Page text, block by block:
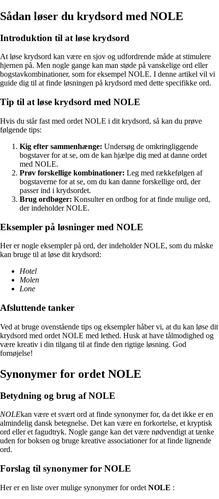
Sådan løser du krydsord med NOLE
Introduktion til at løse krydsord
At løse krydsord kan være en sjov og udfordrende måde at stimulere
hjernen på. Men nogle gange kan man støde på vanskelige ord eller
bogstavkombinationer, som for eksempel NOLE. I denne artikel vil vi
guide dig til at finde løsningen på krydsord med dette specifikke ord.
Tip til at løse krydsord med NOLE
Hvis du står fast med ordet NOLE i dit krydsord, så kan du prøve
følgende tips:
Kig efter sammenhænge: Undersøg de omkringliggende
bogstaver for at se, om de kan hjælpe dig med at danne ordet
med NOLE.
Prøv forskellige kombinationer: Leg med rækkefølgen af
bogstaverne for at se, om du kan danne forskellige ord, der
passer ind i krydsordet.
Brug ordbøger: Konsulter en ordbog for at finde mulige ord,
der indeholder NOLE.
Eksempler på løsninger med NOLE
Her er nogle eksempler på ord, der indeholder NOLE, som du måske
kan bruge til at løse dit krydsord:
Hotel
Molen
Lone
Afsluttende tanker
Ved at bruge ovenstående tips og eksempler håber vi, at du kan løse dit
krydsord med ordet NOLE med lethed. Husk at have tålmodighed og
være kreativ i din tilgang til at finde den rigtige løsning. God
fornøjelse!
Synonymer for ordet NOLE
Betydning og brug af NOLE
NOLEkan være et svært ord at finde synonymer for, da det ikke er en
almindelig dansk betegnelse. Det kan være en forkortelse, et kryptisk
ord eller et fagudtryk. Nogle gange kan det være nødvendigt at tænke
uden for boksen og bruge kreative associationer for at finde lignende
ord.
Forslag til synonymer for NOLE
Her er en liste over mulige synonymer for ordet NOLE :